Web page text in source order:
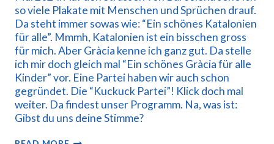
so viele Plakate mit Menschen und Sprüchen drauf.
Da steht immer sowas wie: “Ein schönes Katalonien
für alle”. Mmmh, Katalonien ist ein bisschen gross
für mich. Aber Gràcia kenne ich ganz gut. Da stelle
ich mir doch gleich mal “Ein schönes Gràcia für alle
Kinder” vor. Eine Partei haben wir auch schon
gegründet. Die “Kuckuck Partei”! Klick doch mal
weiter. Da findest unser Programm. Na, was ist:
Gibst du uns deine Stimme?
DAS